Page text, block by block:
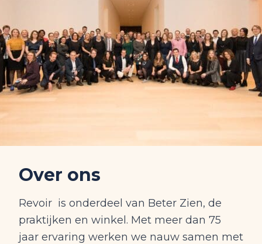
Over ons
Revoir is onderdeel van Beter Zien, de
praktijken en winkel. Met meer dan 75
jaar ervaring werken we nauw samen met